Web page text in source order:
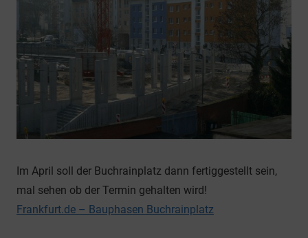
Im April soll der Buchrainplatz dann fertiggestellt sein,
mal sehen ob der Termin gehalten wird!
Frankfurt.de – Bauphasen Buchrainplatz